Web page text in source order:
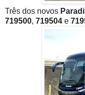
Três dos novos
719500, 719504 e